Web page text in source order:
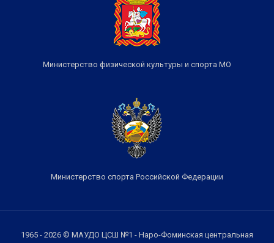
Министерство физической культуры и спорта МО
Министерство спорта Российской Федерации
1965 - 2026 © МАУДО ЦСШ №1 - Наро-Фоминская центральная